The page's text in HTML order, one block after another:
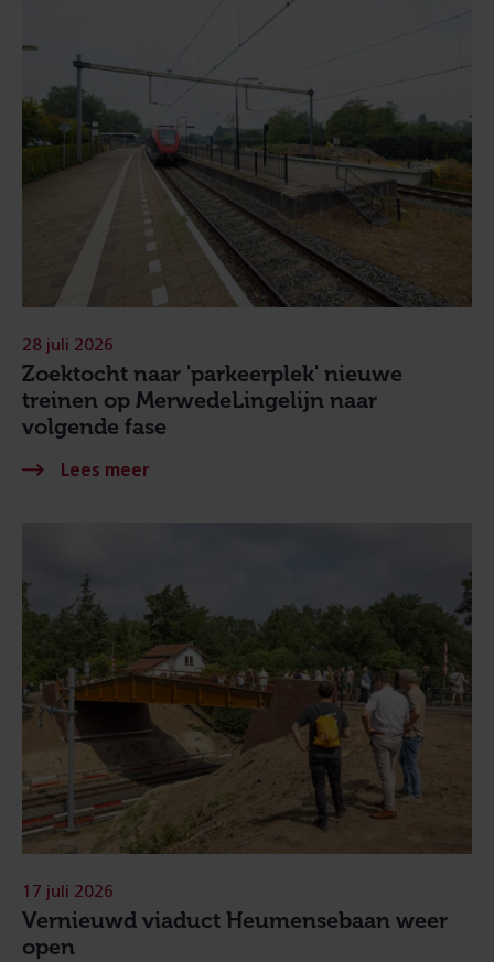
Zoektocht naar 'parkeerplek' nieuwe
treinen op MerwedeLingelijn naar
volgende fase
28 juli 2026
Vernieuwd viaduct Heumensebaan weer
open
17 juli 2026